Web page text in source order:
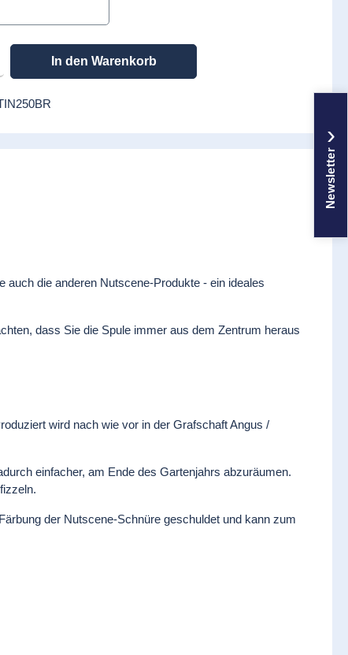
gewünschten Wert ein oder benutze die Schaltflächen um die Anzahl zu
In den Warenkorb
die anderen Nutscene-Produkte - ein ideales
dass Sie die Spule immer aus dem Zentrum heraus
wird nach wie vor in der Grafschaft Angus /
einfacher, am Ende des Gartenjahrs abzuräumen.
der Nutscene-Schnüre geschuldet und kann zum
›
Newsletter